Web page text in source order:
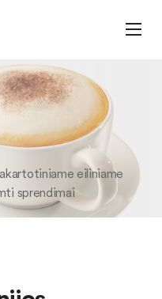
eiliniame
sprendimai